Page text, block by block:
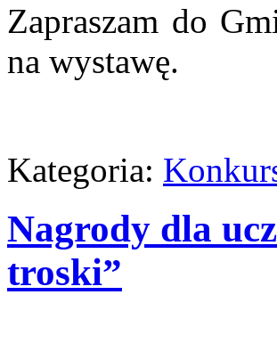
Zapraszam do
na wystawę.
Kategoria:
Nagrody dla
troski”